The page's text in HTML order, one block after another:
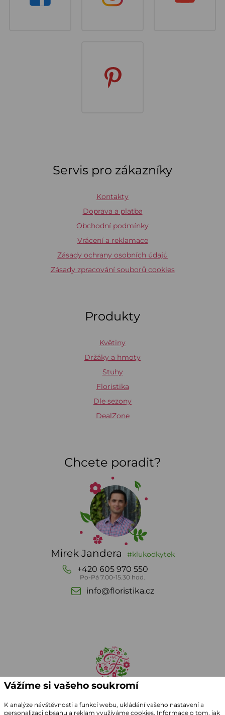
Servis pro zákazníky
Kontakty
Doprava a platba
Obchodní podmínky
Vrácení a reklamace
Zásady ochrany osobních údajů
Zásady zpracování souborů cookies
Produkty
Květiny
Držáky a hmoty
Stuhy
Floristika
Dle sezony
DealZone
Chcete poradit?
Mirek Jandera #klukodkytek
+420 605 970 550
Po-Pá 7.00-15.30 hod.
info@floristika.cz
Vážíme si vašeho soukromí
K analýze návštěvnosti a funkcí webu, ukládání vašeho nastavení a
personalizaci obsahu a reklam využíváme cookies. Informace o tom, jak